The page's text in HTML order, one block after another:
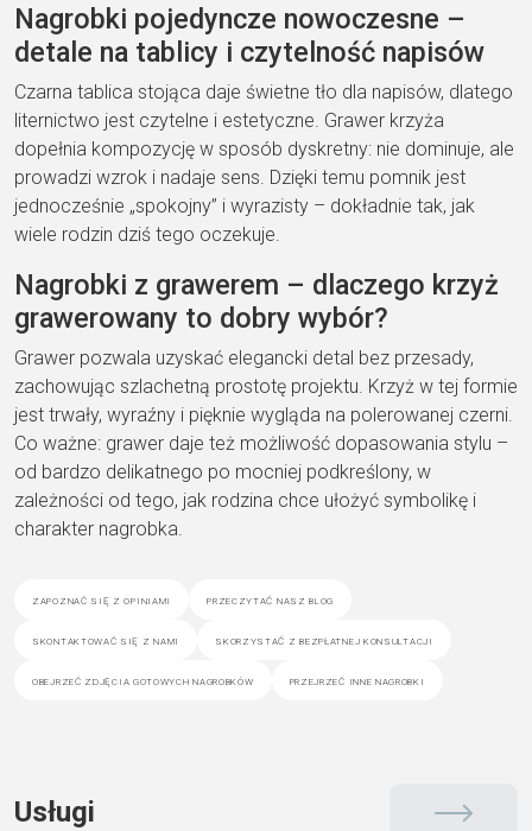
Nagrobki pojedyncze nowoczesne –
detale na tablicy i czytelność napisów
Czarna tablica stojąca daje świetne tło dla napisów, dlatego
liternictwo jest czytelne i estetyczne. Grawer krzyża
dopełnia kompozycję w sposób dyskretny: nie dominuje, ale
prowadzi wzrok i nadaje sens. Dzięki temu pomnik jest
jednocześnie „spokojny” i wyrazisty – dokładnie tak, jak
wiele rodzin dziś tego oczekuje.
Nagrobki z grawerem – dlaczego krzyż
grawerowany to dobry wybór?
Grawer pozwala uzyskać elegancki detal bez przesady,
zachowując szlachetną prostotę projektu. Krzyż w tej formie
jest trwały, wyraźny i pięknie wygląda na polerowanej czerni.
Co ważne: grawer daje też możliwość dopasowania stylu –
od bardzo delikatnego po mocniej podkreślony, w
zależności od tego, jak rodzina chce ułożyć symbolikę i
charakter nagrobka.
zapoznać się z opiniami przeczytać nasz blog
skontaktować się z nami skorzystać z bezpłatnej konsultacji
obejrzeć zdjęcia gotowych nagrobków przejrzeć inne nagrobki
Usługi